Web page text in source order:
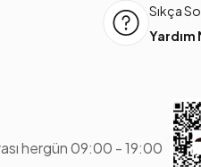
Sıkça
Yardım
hergün 09:00 - 19:00